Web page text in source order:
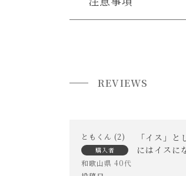
ご注文内容確認後、送料を
通常配送の場合、お品物は
※室内への搬入、設置、商
・お使いのPC画面等や光
REVIEWS
ともくん 2
購入者
和歌山県 40代
「イス」
にはイスに